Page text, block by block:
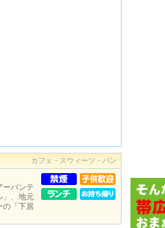
カフェ・スウィーツ・パン
ーバンテ
」、地元
の「下居